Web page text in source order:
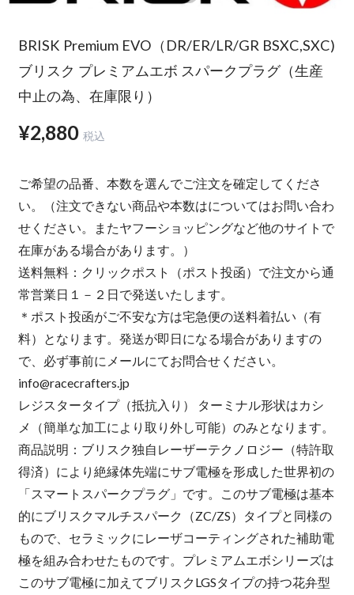
BRISK Premium EVO（DR/ER/LR/GR BSXC,SXC)
ブリスク プレミアムエボ スパークプラグ（生産
中止の為、在庫限り）
¥2,880 税込
ご希望の品番、本数を選んでご注文を確定してくださ
い。（注文できない商品や本数はについてはお問い合わ
せください。またヤフーショッピングなど他のサイトで
在庫がある場合があります。）
送料無料：クリックポスト（ポスト投函）で注文から通
常営業日１－２日で発送いたします。
＊ポスト投函がご不安な方は宅急便の送料着払い（有
料）となります。発送が即日になる場合がありますの
で、必ず事前にメールにてお問合せください。
info@racecrafters.jp
レジスタータイプ（抵抗入り） ターミナル形状はカシ
メ（簡単な加工により取り外し可能）のみとなります。
商品説明：ブリスク独自レーザーテクノロジー（特許取
得済）により絶縁体先端にサブ電極を形成した世界初の
「スマートスパークプラグ」です。このサブ電極は基本
的にブリスクマルチスパーク（ZC/ZS）タイプと同様の
もので、セラミックにレーザコーティングされた補助電
極を組み合わせたものです。プレミアムエボシリーズは
このサブ電極に加えてブリスクLGSタイプの持つ花弁型